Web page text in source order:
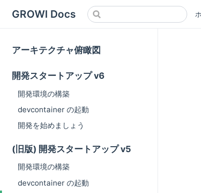
GROWI Docs
アーキテクチャ俯瞰図
開発スタートアップ v6
開発環境の構築
devcontainer の起動
開発を始めましょう
(旧版) 開発スタートアップ v5
開発環境の構築
devcontainer の起動